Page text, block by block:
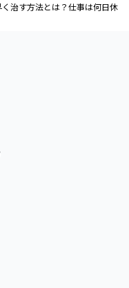
治す方法とは？仕事は何日休